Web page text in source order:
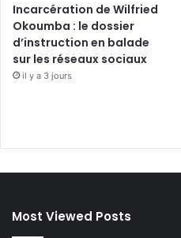
Incarcération de Wilfried
Okoumba : le dossier
d’instruction en balade
sur les réseaux sociaux
il y a 3 jours
Most Viewed Posts